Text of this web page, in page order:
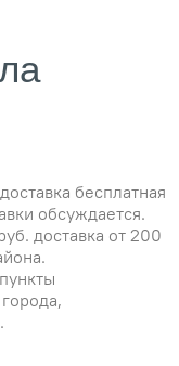
бесплатная
обсуждается.
доставка от 200